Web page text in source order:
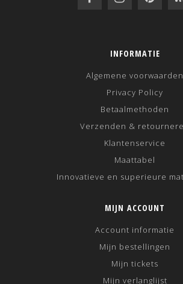
INFORMATIE
Algemene voorwaarden
Privacy Policy
Betaalmethoden
Verzenden &
Klantenservice
Maattabel
Innovatieve en superieure
MIJN ACCOUNT
Account informatie
Mijn bestellingen
Mijn tickets
Mijn verlanglijst